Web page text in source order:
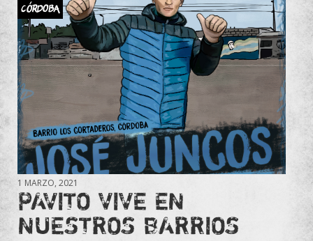
CÓRDOBA
1 MARZO, 2021
PAVITO VIVE EN
NUESTROS BARRIOS